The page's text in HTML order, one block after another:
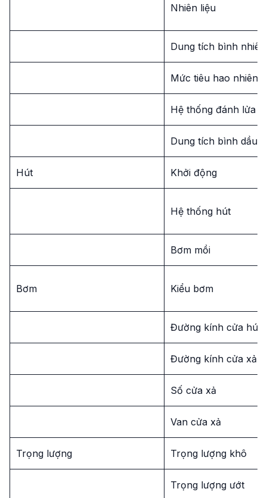
Nhiên liệu
Dung tích bình
Mức tiêu hao nhiên
Hệ thống đánh lửa
Dung tích bình dầu
Hút Khởi động
Hệ thống hút
Bơm mồi
Bơm Kiểu bơm
Đường kính cửa hút
Đường kính cửa xả
Số cửa xả
Van cửa xả
Trọng lượng Trọng lượng khô
Trọng lượng ướt